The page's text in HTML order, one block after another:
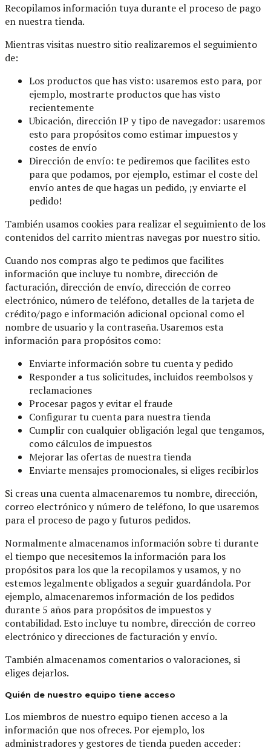
Recopilamos información tuya durante el proceso de pago
en nuestra tienda.
Mientras visitas nuestro sitio realizaremos el seguimiento
de:
Los productos que has visto: usaremos esto para, por
ejemplo, mostrarte productos que has visto
recientemente
Ubicación, dirección IP y tipo de navegador: usaremos
esto para propósitos como estimar impuestos y
costes de envío
Dirección de envío: te pediremos que facilites esto
para que podamos, por ejemplo, estimar el coste del
envío antes de que hagas un pedido, ¡y enviarte el
pedido!
También usamos cookies para realizar el seguimiento de los
contenidos del carrito mientras navegas por nuestro sitio.
Cuando nos compras algo te pedimos que facilites
información que incluye tu nombre, dirección de
facturación, dirección de envío, dirección de correo
electrónico, número de teléfono, detalles de la tarjeta de
crédito/pago e información adicional opcional como el
nombre de usuario y la contraseña. Usaremos esta
información para propósitos como:
Enviarte información sobre tu cuenta y pedido
Responder a tus solicitudes, incluidos reembolsos y
reclamaciones
Procesar pagos y evitar el fraude
Configurar tu cuenta para nuestra tienda
Cumplir con cualquier obligación legal que tengamos,
como cálculos de impuestos
Mejorar las ofertas de nuestra tienda
Enviarte mensajes promocionales, si eliges recibirlos
Si creas una cuenta almacenaremos tu nombre, dirección,
correo electrónico y número de teléfono, lo que usaremos
para el proceso de pago y futuros pedidos.
Normalmente almacenamos información sobre ti durante
el tiempo que necesitemos la información para los
propósitos para los que la recopilamos y usamos, y no
estemos legalmente obligados a seguir guardándola. Por
ejemplo, almacenaremos información de los pedidos
durante 5 años para propósitos de impuestos y
contabilidad. Esto incluye tu nombre, dirección de correo
electrónico y direcciones de facturación y envío.
También almacenamos comentarios o valoraciones, si
eliges dejarlos.
Quién de nuestro equipo tiene acceso
Los miembros de nuestro equipo tienen acceso a la
información que nos ofreces. Por ejemplo, los
administradores y gestores de tienda pueden acceder: